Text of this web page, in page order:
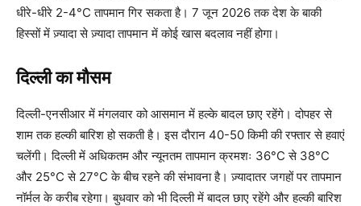
धीरे-धीरे 2-4°C तापमान गिर सकता है। 7 जून 2026 तक देश के बाकी
हिस्सों में ज़्यादा से ज़्यादा तापमान में कोई खास बदलाव नहीं होगा।
दिल्ली का मौसम
दिल्ली-एनसीआर में मंगलवार को आसमान में हल्के बादल छाए रहेंगे। दोपहर से
शाम तक हल्की बारिश हो सकती है। इस दौरान 40-50 किमी की रफ्तार से हवाएं
चलेंगी। दिल्ली में अधिकतम और न्यूनतम तापमान क्रमशः 36°C से 38°C
और 25°C से 27°C के बीच रहने की संभावना है। ज़्यादातर जगहों पर तापमान
नॉर्मल के करीब रहेगा। बुधवार को भी दिल्ली में बादल छाए रहेंगे और हल्की बारिश